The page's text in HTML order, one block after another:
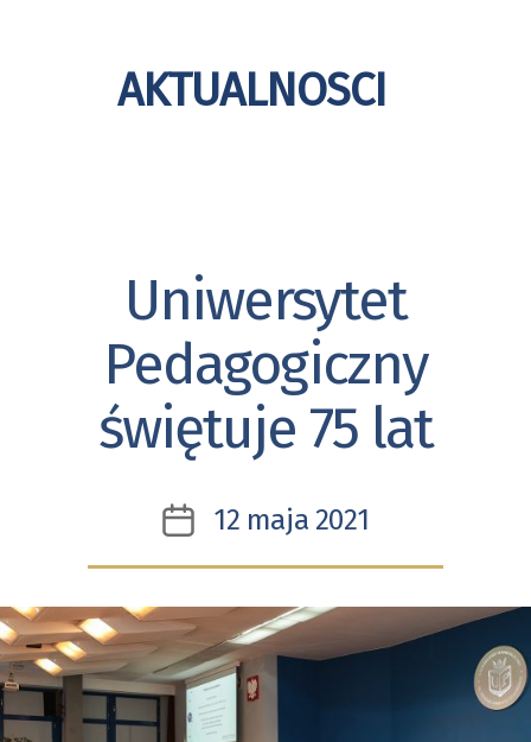
AKTUALNOSCI
Kategorie
Uniwersytet
Pedagogiczny
świętuje 75 lat
Data
wpisu
12 maja 2021